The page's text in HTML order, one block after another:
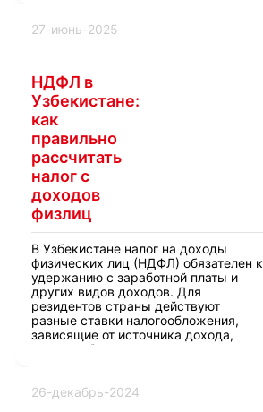
27-июнь-2025
НДФЛ в
Узбекистане:
как
правильно
рассчитать
налог с
доходов
физлиц
В Узбекистане налог на доходы
физических лиц (НДФЛ) обязателен к
удержанию с заработной платы и
других видов доходов. Для
резидентов страны действуют
разные ставки налогообложения,
зависящие от источника дохода,
места работы и региона.
26-декабрь-2024